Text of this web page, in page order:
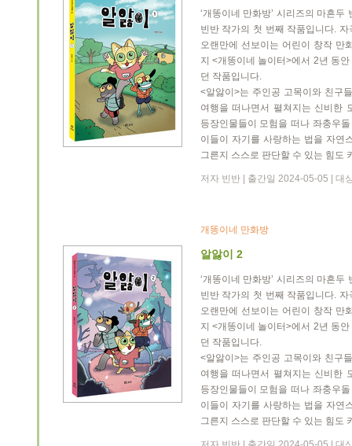
‘개똥이네 만화방’ 시리즈의 마흔
빈반 작가의 첫 번째 작품입니다.
오랜만에 선보이는 어린이 창작 만
지 <개똥이네 놀이터>에서 2년 동
던 작품입니다.
<알앓이>는 주인공 고목이와 친구
여행을 떠나면서 펼쳐지는 신비한
등장인물들이 모험을 떠나 좌충우
이들이 자기를 사랑하는 법을 자연
그른지 스스로 판단할 수 있는 힘도
저자 빈반 | 출간일 2024-05-05 | 대
개똥이네 만화방
알앓이 2
‘개똥이네 만화방’ 시리즈의 마흔
빈반 작가의 첫 번째 작품입니다.
오랜만에 선보이는 어린이 창작 만
지 <개똥이네 놀이터>에서 2년 동
던 작품입니다.
<알앓이>는 주인공 고목이와 친구
여행을 떠나면서 펼쳐지는 신비한
등장인물들이 모험을 떠나 좌충우
이들이 자기를 사랑하는 법을 자연
그른지 스스로 판단할 수 있는 힘도